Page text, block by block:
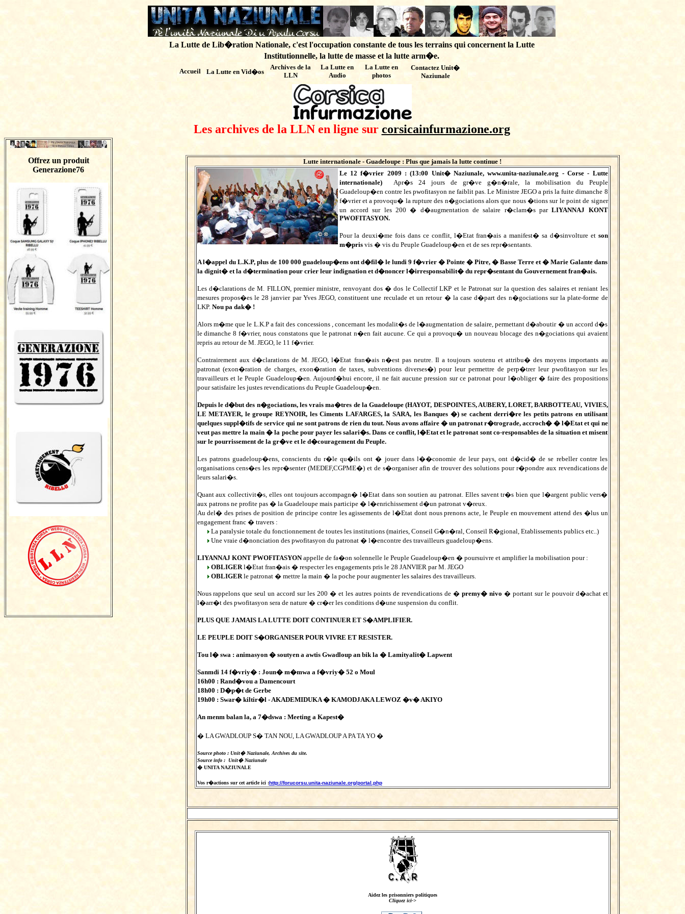
La Lutte de Lib�ration Nationale, c'est l'occupation constante de tous les terrains qui concernent la Lutte
Institutionnelle, la lutte de masse et la lutte arm�e.
Accueil La Lutte en Vid�os
Archives de la
LLN
La Lutte en
Audio
La Lutte en
photos
Contactez Unit�
Naziunale
Les archives de la LLN en ligne sur corsicainfurmazione.org
Offrez un produit
Generazione76
Lutte internationale - Guadeloupe : Plus que jamais la lutte continue !
Le 12 f�vrier 2009 : (13:00 Unit� Naziunale,www.unita-naziunale.org - Corse - Lutte
internationale) Apr�s 24 jours de gr�ve g�n�rale, la mobilisation du Peuple
Guadeloup�en contre les pwofitasyon ne faiblit pas. Le Ministre JEGO a pris la fuite dimanche 8
f�vrier et a provoqu� la rupture des n�gociations alors que nous �tions sur le point de signer
un accord sur les 200 � d�augmentation de salaire r�clam�s parLIYANNAJ KONT
PWOFITASYON.
Pour la deuxi�me fois dans ce conflit, l�Etat fran�ais a manifest� sa d�sinvolture et son
m�prisvis � vis du Peuple Guadeloup�en et de ses repr�sentants.
A l�appel du L.K.P, plus de 100 000 guadeloup�ens ont d�fil� le lundi 9 f�vrier � Pointe � Pitre, � Basse Terre et � Marie Galante dans
la dignit� et la d�termination pour crier leur indignation et d�noncer l�irresponsabilit� du repr�sentant du Gouvernement fran�ais.
Les d�clarations de M. FILLON, premier ministre, renvoyant dos � dos le Collectif LKP et le Patronat sur la question des salaires et reniant les
mesures propos�es le 28 janvier par Yves JEGO, constituent une reculade et un retour � la case d�part des n�gociations sur la plate-forme de
LKP. Nou pa dak� !
Alors m�me que le L.K.P a fait des concessions , concernant les modalit�s de l�augmentation de salaire, permettant d�aboutir � un accord d�s
le dimanche 8 f�vrier, nous constatons que le patronat n�en fait aucune. Ce qui a provoqu� un nouveau blocage des n�gociations qui avaient
repris au retour de M. JEGO, le 11 f�vrier.
Contrairement aux d�clarations de M. JEGO, l�Etat fran�ais n�est pas neutre. Il a toujours soutenu et attribu� des moyens importants au
patronat (exon�ration de charges, exon�ration de taxes, subventions diverses�) pour leur permettre de perp�trer leur pwofitasyon sur les
travailleurs et le Peuple Guadeloup�en. Aujourd�hui encore, il ne fait aucune pression sur ce patronat pour l�obliger � faire des propositions
pour satisfaire les justes revendications du Peuple Guadeloup�en.
Depuis le d�but des n�gociations, les vrais ma�tres de la Guadeloupe (HAYOT, DESPOINTES, AUBERY, LORET, BARBOTTEAU, VIVIES,
LE METAYER, le groupe REYNOIR, les Ciments LAFARGES, la SARA, les Banques �) se cachent derri�re les petits patrons en utilisant
quelques suppl�tifs de service qui ne sont patrons de rien du tout. Nous avons affaire � un patronat r�trograde, accroch� � l�Etat et qui ne
veut pas mettre la main � la poche pour payer les salari�s. Dans ce conflit, l�Etat et le patronat sont co-responsables de la situation et misent
sur le pourrissement de la gr�ve et le d�couragement du Peuple.
Les patrons guadeloup�ens, conscients du r�le qu�ils ont � jouer dans l��conomie de leur pays, ont d�cid� de se rebeller contre les
organisations cens�es les repr�senter (MEDEF,CGPME�) et de s�organiser afin de trouver des solutions pour r�pondre aux revendications de
leurs salari�s.
Quant aux collectivit�s, elles ont toujours accompagn� l�Etat dans son soutien au patronat. Elles savent tr�s bien que l�argent public vers�
aux patrons ne profite pas � la Guadeloupe mais participe � l�enrichissement d�un patronat v�reux.
Au del� des prises de position de principe contre les agissements de l�Etat dont nous prenons acte, le Peuple en mouvement attend des �lus un
engagement franc � travers :
La paralysie totale du fonctionnement de toutes les institutions (mairies, Conseil G�n�ral, Conseil R�gional, Etablissements publics etc..)
Une vraie d�nonciation des pwofitasyon du patronat � l�encontre des travailleurs guadeloup�ens.
LIYANNAJ KONT PWOFITASYONappelle de fa�on solennelle le Peuple Guadeloup�en � poursuivre et amplifier la mobilisation pour :
OBLIGERl�Etat fran�ais � respecter les engagements pris le 28 JANVIER par M. JEGO
OBLIGERle patronat � mettre la main � la poche pour augmenter les salaires des travailleurs.
Nous rappelons que seul un accord sur les 200 � et les autres points de revendications de � premy� nivo � portant sur le pouvoir d�achat et
l�arr�t des pwofitasyon sera de nature � cr�er les conditions d�une suspension du conflit.
PLUS QUE JAMAIS LA LUTTE DOIT CONTINUER ET S�AMPLIFIER.
LE PEUPLE DOIT S�ORGANISER POUR VIVRE ET RESISTER.
Tou l� swa : animasyon � soutyen a awtis Gwadloup an bik la � Lamityalit� Lapwent
Sanmdi 14 f�vriy� : Joun� m�mwa a f�vriy� 52 o Moul
16h00 : Rand�vou a Damencourt
18h00 : D�p�t de Gerbe
19h00 : Swar� kiltir�l - AKADEMIDUKA � KAMODJAKA LEWOZ �v� AKIYO
An menm balan la, a 7�dswa : Meeting a Kapest�
� LA GWADLOUP S� TAN NOU, LA GWADLOUP A PA TA YO �
Source photo : Unit� Naziunale, Archives du site.
Source info : Unit� Naziunale
� UNITA NAZIUNALE
Vos r�actions sur cet article ici :http://forucorsu.unita-naziunale.org/portal.php
Aidez les prisonniers politiques
Cliquez ici->